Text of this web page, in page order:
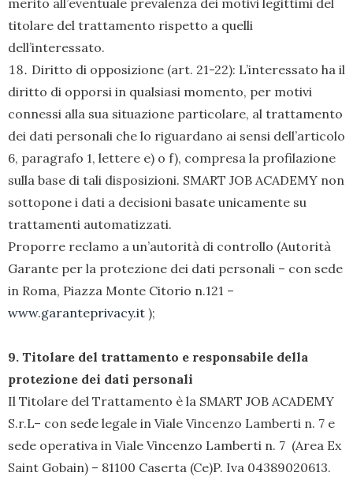
titolare del trattamento rispetto a quelli
dell’interessato.
Diritto di opposizione (art. 21-22): L’interessato ha il
diritto di opporsi in qualsiasi momento, per motivi
connessi alla sua situazione particolare, al trattamento
dei dati personali che lo riguardano ai sensi dell’articolo
6, paragrafo 1, lettere e) o f), compresa la profilazione
sulla base di tali disposizioni. SMART JOB ACADEMY non
sottopone i dati a decisioni basate unicamente su
trattamenti automatizzati.
Proporre reclamo a un’autorità di controllo (Autorità
Garante per la protezione dei dati personali – con sede
in Roma, Piazza Monte Citorio n.121 –
www.garanteprivacy.it );
9. Titolare del trattamento e responsabile della
protezione dei dati personali
Il Titolare del Trattamento è la SMART JOB ACADEMY
S.r.L– con sede legale in Viale Vincenzo Lamberti n. 7 e
sede operativa in Viale Vincenzo Lamberti n. 7 (Area Ex
Saint Gobain) – 81100 Caserta (Ce)P. Iva 04389020613.